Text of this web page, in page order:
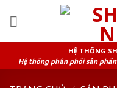
HỆ THỐNG
Hệ thống phân phối sản